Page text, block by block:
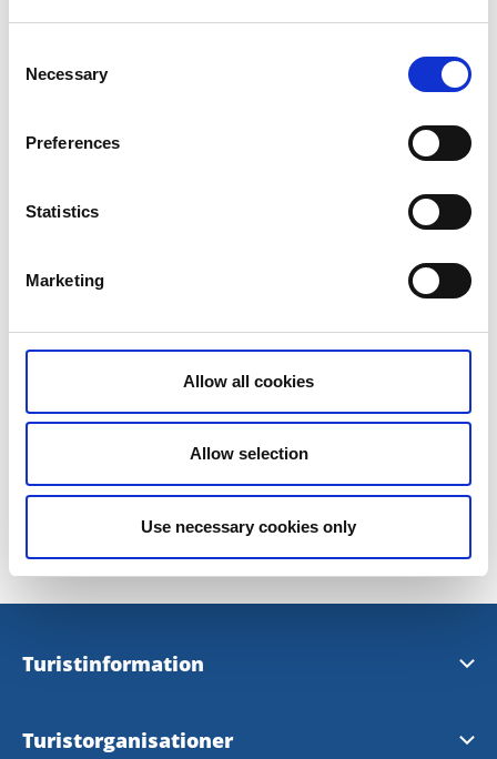
Selection
Necessary
Preferences
Statistics
Marketing
Allow all cookies
Allow selection
Use necessary cookies only
Knä sjö ligger utefter väg 166 mellan Bäckefors och
”Pausplats” omkring 2 km från järnvägsövergången
Senast uppdaterad:13 juni 2017
Turistinformation
Visit Dalsland Center
Turistorganisationer